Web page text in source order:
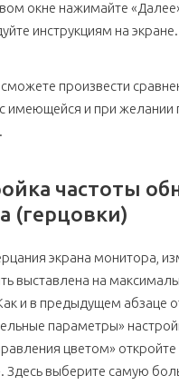
окне нажимайте
инструкциям на экране.
произвести
имеющейся и при желании
частоты
(герцовки)
экрана монитора,
выставлена на
и в предыдущем абзаце
параметры»
цветом» откройте
Здесь выберите самую